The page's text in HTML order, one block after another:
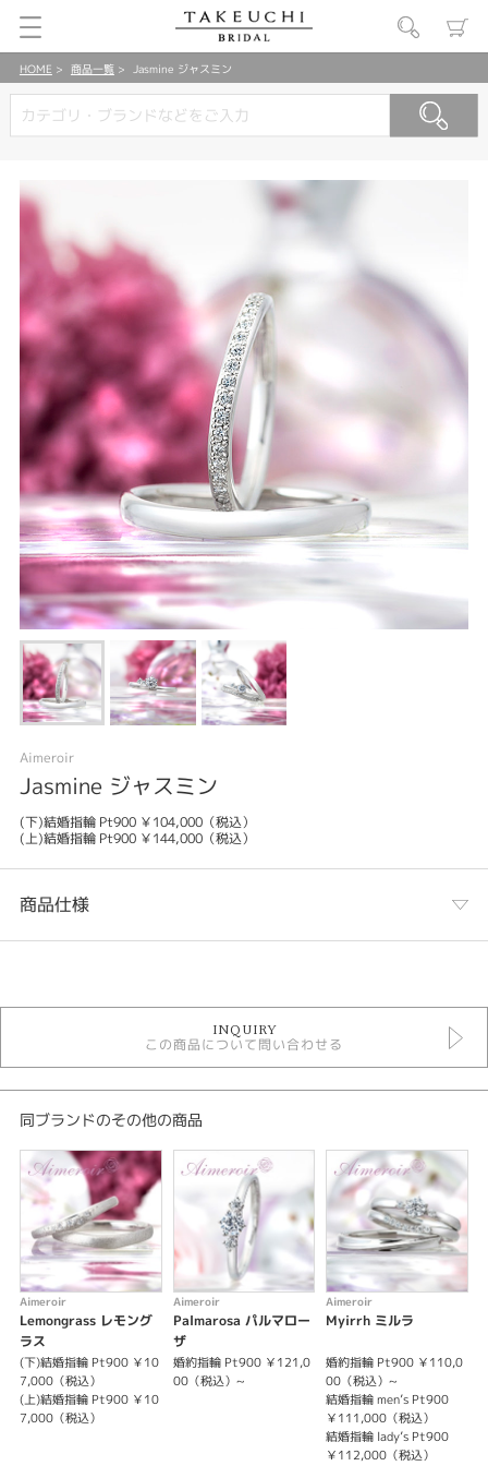
HOME 商品一覧 Jasmine ジャスミン
Aimeroir
Jasmine ジャスミン
(下)結婚指輪 Pt900 ￥104,000（税込）
(上)結婚指輪 Pt900 ￥144,000（税込）
商品仕様
結婚指輪
エメルワール 結婚指輪
結婚指輪 ウェーブ・S字
結婚指輪 プラチナカラー
結婚指輪 甲丸
結婚指輪 幅細
デザイン
ゴージャス
テイスト
結婚指輪 ラグジュアリー
性別
レディース
INQUIRY
この商品について問い合わせる
同ブランドのその他の商品
Aimeroir
Lemongrass レモング
ラス
(下)結婚指輪 Pt900 ￥10
7,000（税込）
(上)結婚指輪 Pt900 ￥10
7,000（税込）
Aimeroir
Palmarosa パルマロー
ザ
婚約指輪 Pt900 ￥121,0
00（税込）~
Aimeroir
Myirrh ミルラ
婚約指輪 Pt900 ￥110,0
00（税込）~
結婚指輪 men’s Pt900
￥111,000（税込）
結婚指輪 lady’s Pt900
￥112,000（税込）